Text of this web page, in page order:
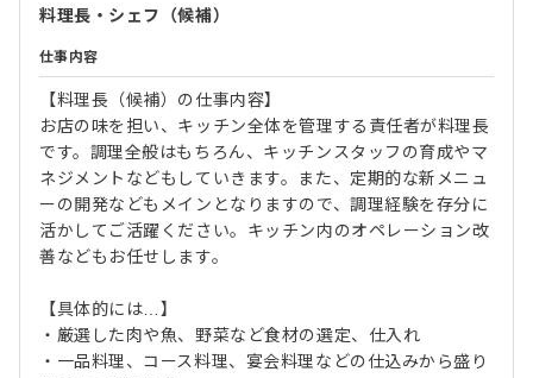
料理長・シェフ（候補）
仕事内容
【料理長（候補）の仕事内容】
お店の味を担い、キッチン全体を管理する責任者が料理長
です。調理全般はもちろん、キッチンスタッフの育成やマ
ネジメントなどもしていきます。また、定期的な新メニュ
ーの開発などもメインとなりますので、調理経験を存分に
活かしてご活躍ください。キッチン内のオペレーション改
善などもお任せします。
【具体的には…】
・厳選した肉や魚、野菜など食材の選定、仕入れ
・一品料理、コース料理、宴会料理などの仕込みから盛り